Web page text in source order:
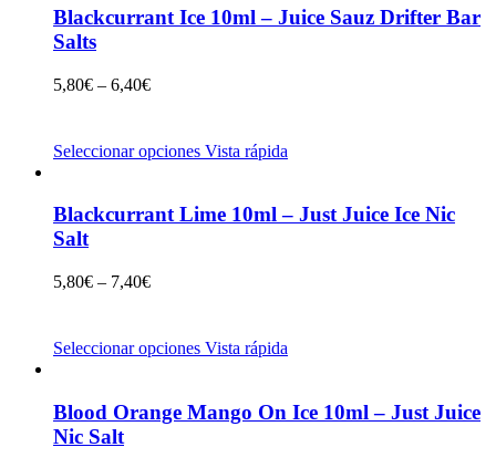
Blackcurrant Ice 10ml – Juice Sauz Drifter Bar
Salts
5,80€ – 6,40€
Seleccionar opciones Vista rápida
Blackcurrant Lime 10ml – Just Juice Ice Nic
Salt
5,80€ – 7,40€
Seleccionar opciones Vista rápida
Blood Orange Mango On Ice 10ml – Just Juice
Nic Salt